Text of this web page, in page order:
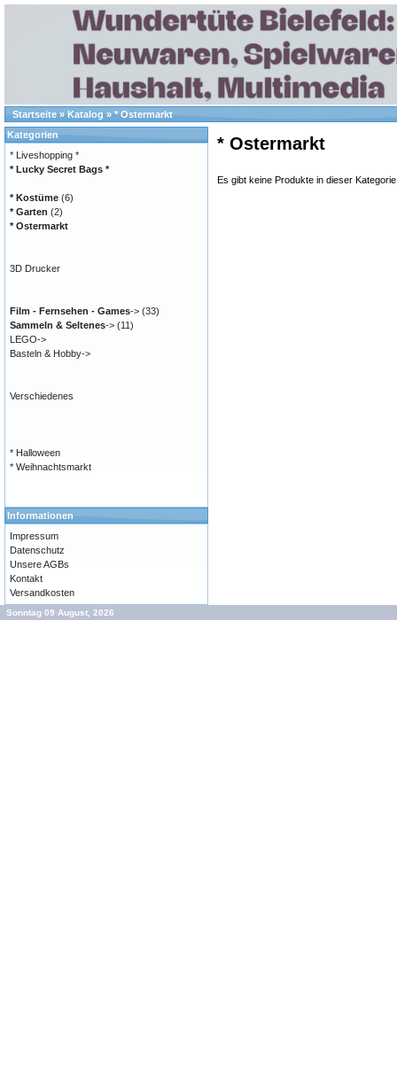
Startseite » Katalog » * Ostermarkt
* Ostermarkt
Es gibt keine Produkte in dieser
Kategorien
* Liveshopping *
* Lucky Secret Bags *
* Kostüme (6)
* Garten (2)
* Ostermarkt
3D Drucker
Film - Fernsehen - Games-> (33)
Sammeln & Seltenes-> (11)
LEGO->
Basteln & Hobby->
Verschiedenes
* Halloween
* Weihnachtsmarkt
Informationen
Impressum
Datenschutz
Unsere AGBs
Kontakt
Versandkosten
Sonntag 09 August, 2026